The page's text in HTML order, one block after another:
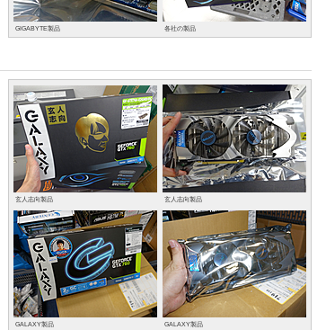
GIGABYTE製品 各社の製品
玄人志向製品 玄人志向製品
GALAXY製品 GALAXY製品